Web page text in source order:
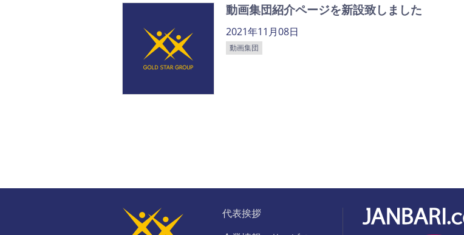
動画集団紹介ページを新設致しました
2021年11月08日
動画集団
代表挨拶